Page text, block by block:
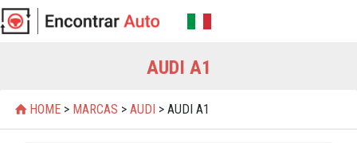
AUDI A1
HOME > MARCAS >AUDI > AUDI A1